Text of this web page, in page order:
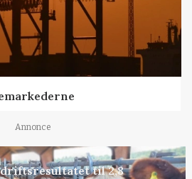
Annonce
til 2,8